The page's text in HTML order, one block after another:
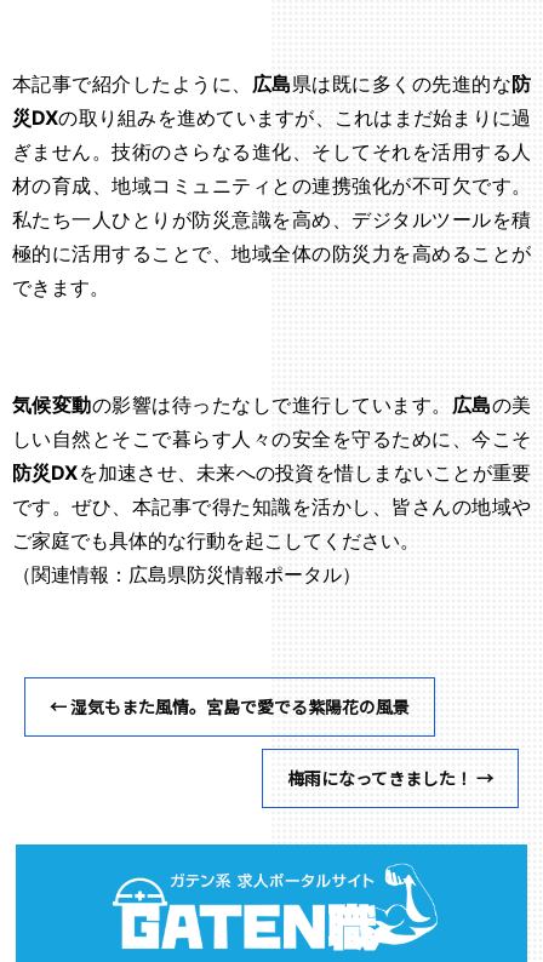
本記事で紹介したように、 広島県は既に多くの先進的な防
災DXの取り組みを進めていますが、これはまだ始まりに過
ぎません。技術のさらなる進化、そしてそれを活用する人
材の育成、地域コミュニティとの連携強化が不可欠です。
私たち一人ひとりが防災意識を高め、デジタルツールを積
極的に活用することで、地域全体の防災力を高めることが
できます。
気候変動の影響は待ったなしで進行しています。 広島の美
しい自然とそこで暮らす人々の安全を守るために、今こそ
防災DXを加速させ、未来への投資を惜しまないことが重要
です。ぜひ、本記事で得た知識を活かし、皆さんの地域や
ご家庭でも具体的な行動を起こしてください。
（関連情報：広島県防災情報ポータル）
←湿気もまた風情。宮島で愛でる紫陽花の風景
梅雨になってきました！ →